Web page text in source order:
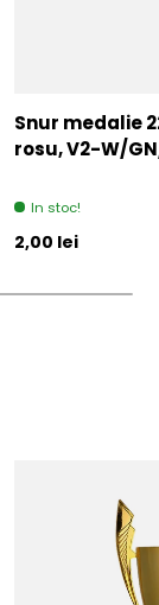
Snur medalie
rosu, V2-W/
In stoc!
Pret initial
2,00 lei